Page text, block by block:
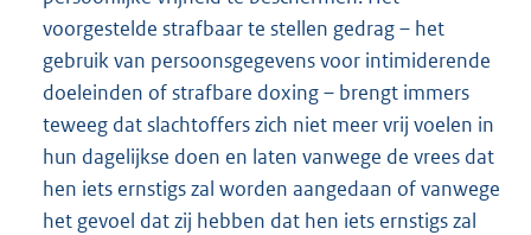
voorgestelde strafbaar te stellen gedrag – het
gebruik van persoonsgegevens voor intimiderende
doeleinden of strafbare doxing – brengt immers
teweeg dat slachtoffers zich niet meer vrij voelen in
hun dagelijkse doen en laten vanwege de vrees dat
hen iets ernstigs zal worden aangedaan of vanwege
het gevoel dat zij hebben dat hen iets ernstigs zal